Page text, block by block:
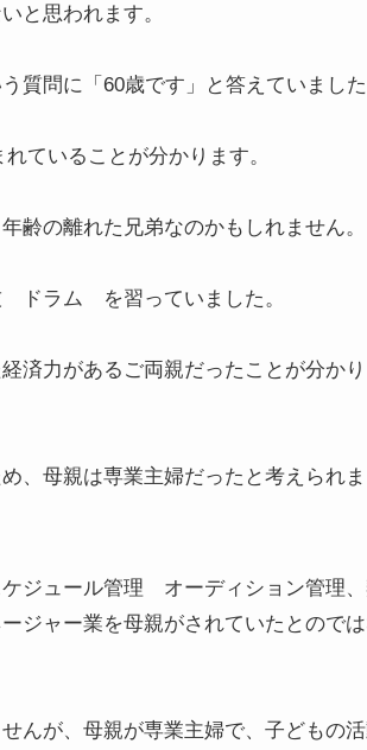
と思われます。
質問に「60歳です」と答えていました
ていることが分かります。
齢の離れた兄弟なのかもしれません。
ラム を習っていました。
済力があるご両親だったことが分かり
、母親は専業主婦だったと考えられま
ジュール管理 オーディション管理
ジャー業を母親がされていたとので
んが、母親が専業主婦で、子どもの